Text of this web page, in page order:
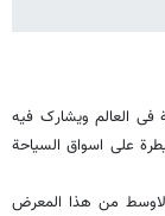
فی العالم ویشارک فیه
علی اسواق السیاحة
من هذا المعرض